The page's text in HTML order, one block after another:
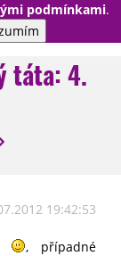
podmínkami.
PŘIHLÁSIT
táta: 4.
19:42:53
, případné